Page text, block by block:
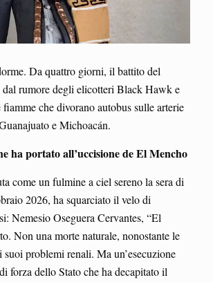
Da quattro giorni, il battito del
dal rumore degli elicotteri Black Hawk e
che divorano autobus sulle arterie
e Michoacán.
ha portato all’uccisione de El Mencho
come un fulmine a ciel sereno la sera di
2026, ha squarciato il velo di
Nemesio Oseguera Cervantes, “El
Non una morte naturale, nonostante le
problemi renali. Ma un’esecuzione
forza dello Stato che ha decapitato il